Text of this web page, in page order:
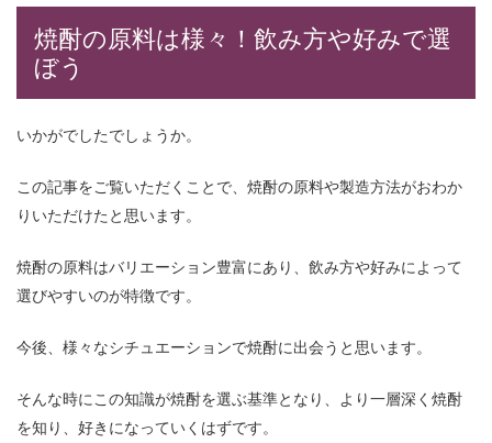
焼酎の原料は様々！飲み方や好みで選
ぼう
いかがでしたでしょうか。
この記事をご覧いただくことで、焼酎の原料や製造方法がおわか
りいただけたと思います。
焼酎の原料はバリエーション豊富にあり、飲み方や好みによって
選びやすいのが特徴です。
今後、様々なシチュエーションで焼酎に出会うと思います。
そんな時にこの知識が焼酎を選ぶ基準となり、より一層深く焼酎
を知り、好きになっていくはずです。